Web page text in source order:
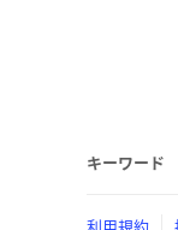
キーワード